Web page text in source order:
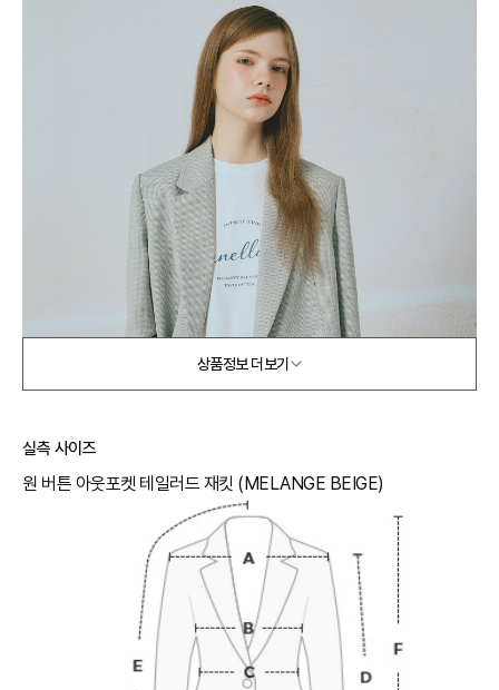
상품정보 더보기
실측 사이즈
원 버튼 아웃포켓 테일러드 재킷 (MELANGE BEIGE)